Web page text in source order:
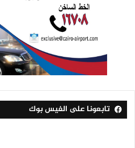
تابعونا على الفيس بوك